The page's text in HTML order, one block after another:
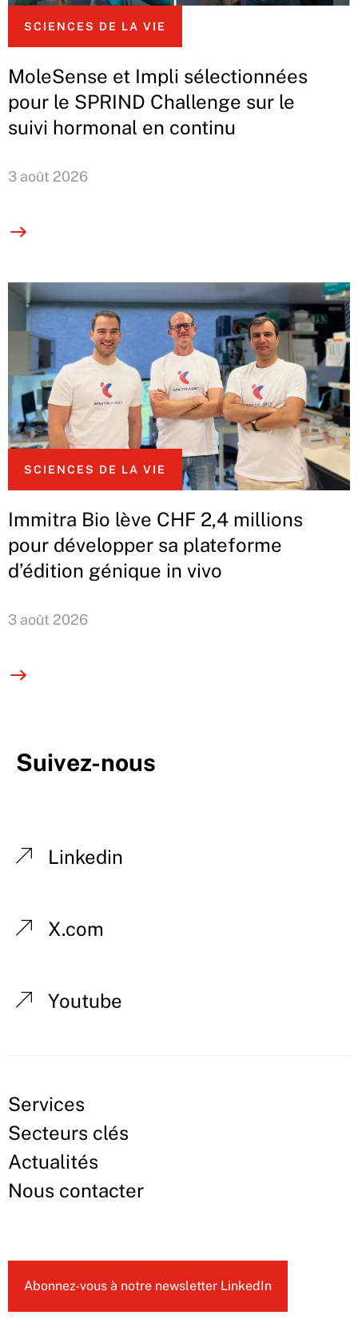
SCIENCES DE LA VIE
MoleSense et Impli sélectionnées
pour le SPRIND Challenge sur le
suivi hormonal en continu
3 août 2026
SCIENCES DE LA VIE
Immitra Bio lève CHF 2,4 millions
pour développer sa plateforme
d’édition génique in vivo
3 août 2026
Suivez-nous
Linkedin
X.com
Youtube
Services
Secteurs clés
Actualités
Nous contacter
Abonnez-vous à notre newsletter LinkedIn